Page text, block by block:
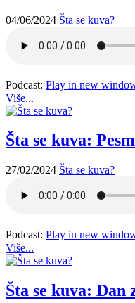
04/06/2024 Šta se kuva?
Podcast: Play in new
Više...
Šta se kuva:
27/02/2024 Šta se kuva?
Podcast: Play in new
Više...
Šta se kuva: